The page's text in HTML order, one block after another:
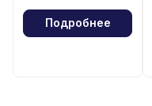
Подробнее